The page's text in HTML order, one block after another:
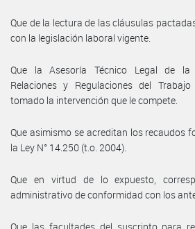
Que de la lectura de las cláusulas
con la legislación laboral vigente.
Que la Asesoría Técnico Legal de la
Relaciones y Regulaciones del
tomado la intervención que le compete.
Que asimismo se acreditan los recaudos
la Ley N° 14.250 (t.o. 2004).
Que en virtud de lo expuesto,
administrativo de conformidad con los
Que las facultades del suscripto para